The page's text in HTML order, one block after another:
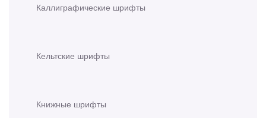
Каллиграфические шрифты
Кельтские шрифты
Книжные шрифты